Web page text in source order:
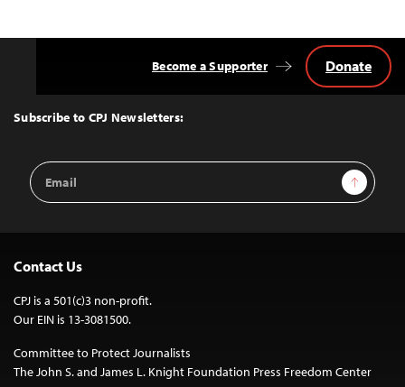
Top
Subscribe to CPJ Newsletters:
Email
Address
Sign Up
Become a Supporter Donate
Contact Us
CPJ is a 501(c)3 non-profit.
Our EIN is 13-3081500.
Committee to Protect Journalists
The John S. and James L. Knight Foundation Press Freedom Center